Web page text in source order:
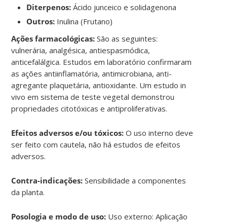
Diterpenos:Ácido junceico e solidagenona
Outros: Inulina (Frutano)
Ações farmacológicas: São as seguintes:
vulnerária, analgésica, antiespasmódica,
anticefalálgica. Estudos em laboratório confirmaram
as ações antiinflamatória, antimicrobiana, anti-
agregante plaquetária, antioxidante. Um estudo in
vivo em sistema de teste vegetal demonstrou
propriedades citotóxicas e antiproliferativas.
Efeitos adversos e/ou tóxicos: O uso interno deve
ser feito com cautela, não há estudos de efeitos
adversos.
Contra-indicações:Sensibilidade a componentes
da planta.
Posologia e modo de uso: Uso externo: Aplicação